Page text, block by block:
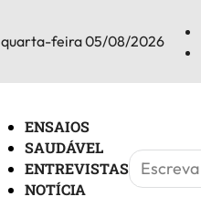
quarta-feira 05/08/2026
ENSAIOS
SAUDÁVEL
ENTREVISTAS
NOTÍCIA